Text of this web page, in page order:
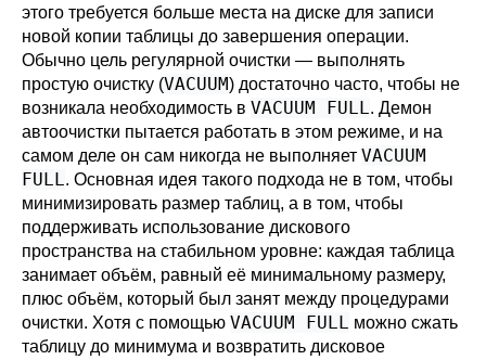
этого требуется больше места на диске для записи
новой копии таблицы до завершения операции.
Обычно цель регулярной очистки — выполнять
простую очистку (VACUUM) достаточно часто, чтобы не
возникала необходимость в VACUUM FULL. Демон
автоочистки пытается работать в этом режиме, и на
самом деле он сам никогда не выполняет VACUUM
FULL. Основная идея такого подхода не в том, чтобы
минимизировать размер таблиц, а в том, чтобы
поддерживать использование дискового
пространства на стабильном уровне: каждая таблица
занимает объём, равный её минимальному размеру,
плюс объём, который был занят между процедурами
очистки. Хотя с помощью VACUUM FULL можно сжать
таблицу до минимума и возвратить дисковое